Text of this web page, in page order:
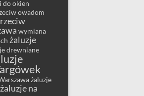
do okien
owadom
wymiana
żaluzje
drewniane
żaluzje
żaluzje na